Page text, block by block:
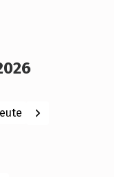
Weiter